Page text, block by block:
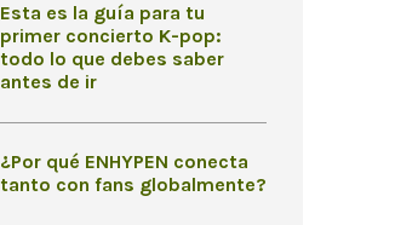
Esta es la guía para tu
primer concierto K-pop:
todo lo que debes saber
antes de ir
¿Por qué ENHYPEN conecta
tanto con fans globalmente?